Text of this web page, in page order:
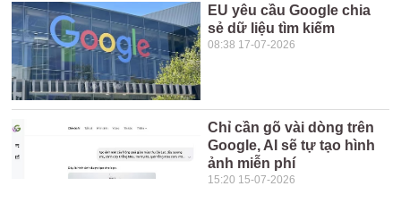
EU yêu cầu Google chia
sẻ dữ liệu tìm kiếm
08:38 17-07-2026
Chỉ cần gõ vài dòng trên
Google, AI sẽ tự tạo hình
ảnh miễn phí
15:20 15-07-2026